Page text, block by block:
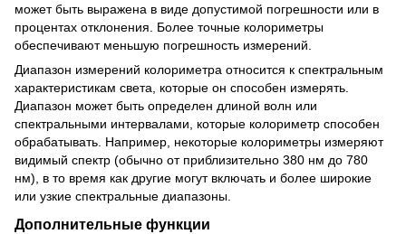
может быть выражена в виде допустимой погрешности или в
процентах отклонения. Более точные колориметры
обеспечивают меньшую погрешность измерений.
Диапазон измерений колориметра относится к спектральным
характеристикам света, которые он способен измерять.
Диапазон может быть определен длиной волн или
спектральными интервалами, которые колориметр способен
обрабатывать. Например, некоторые колориметры измеряют
видимый спектр (обычно от приблизительно 380 нм до 780
нм), в то время как другие могут включать и более широкие
или узкие спектральные диапазоны.
Дополнительные функции